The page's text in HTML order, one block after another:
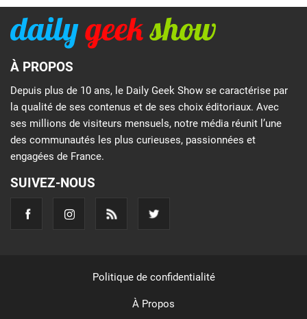
À PROPOS
Depuis plus de 10 ans, le Daily Geek Show se caractérise par
la qualité de ses contenus et de ses choix éditoriaux. Avec
ses millions de visiteurs mensuels, notre média réunit l’une
des communautés les plus curieuses, passionnées et
engagées de France.
SUIVEZ-NOUS
Politique de confidentialité
À Propos